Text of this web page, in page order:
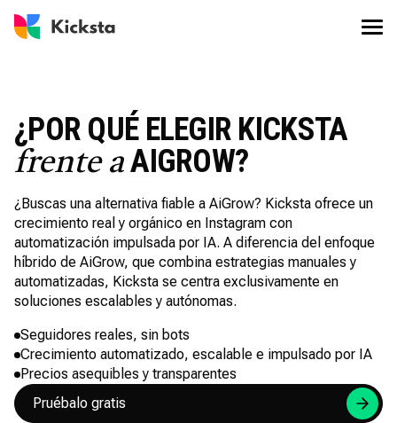
¿POR QUÉ ELEGIR KICKSTA
frente aAIGROW?
¿Buscas una alternativa fiable a AiGrow? Kicksta ofrece un
crecimiento real y orgánico en Instagram con
automatización impulsada por IA. A diferencia del enfoque
híbrido de AiGrow, que combina estrategias manuales y
automatizadas, Kicksta se centra exclusivamente en
soluciones escalables y autónomas.
Seguidores reales, sin bots
Crecimiento automatizado, escalable e impulsado por IA
Precios asequibles y transparentes
Pruébalo gratis